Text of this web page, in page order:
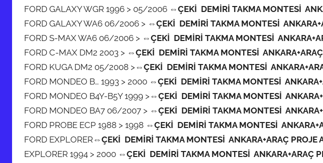
FORD GALAXY WGR 1996 > 05/2006 ⇔ÇEKİ DEMİRİ TAKMA MONTESİ
FORD GALAXY WA6 06/2006 > ⇔ÇEKİ DEMİRİ TAKMA MONTESİ
FORD S-MAX WA6 06/2006 > ⇔ÇEKİ DEMİRİ TAKMA MONTESİ
FORD C-MAX DM2 2003 > ⇔ÇEKİ DEMİRİ TAKMA MONTESİ
FORD KUGA DM2 05/2008 > ⇔ÇEKİ DEMİRİ TAKMA MONTESİ
FORD MONDEO B… 1993 > 2000 ⇔ÇEKİ DEMİRİ TAKMA MONTESİ
FORD MONDEO B4Y-B5Y 1999 > ⇔ÇEKİ DEMİRİ TAKMA MONTESİ
FORD MONDEO BA7 06/2007 > ⇔ÇEKİ DEMİRİ TAKMA MONTESİ
FORD PROBE ECP 1988 > 1998 ⇔ÇEKİ DEMİRİ TAKMA MONTESİ
FORD EXPLORER⇔ÇEKİ DEMİRİ TAKMA MONTESİ ANKARA+ARAÇ PROJE
EXPLORER 1994 > 2000 ⇔ÇEKİ DEMİRİ TAKMA MONTESİ ANKARA+ARAÇ